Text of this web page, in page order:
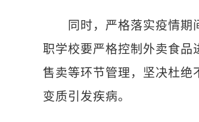
同时，严格落实疫情期间
职学校要严格控制外卖食品
售卖等环节管理，坚决杜绝
变质引发疾病。